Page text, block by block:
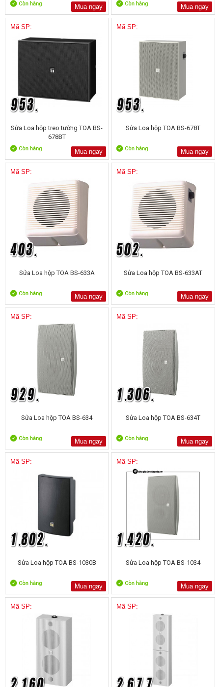
Mua ngay
Mua ngay
Mã SP:
Sửa Loa hộp treo tường TOA BS-
678BT
Mua ngay
Mã SP:
Sửa Loa hộp TOA BS-678T
Mua ngay
Mã SP:
Sửa Loa hộp TOA BS-633A
Mua ngay
Mã SP:
Sửa Loa hộp TOA BS-633AT
Mua ngay
Mã SP:
Sửa Loa hộp TOA BS-634
Mua ngay
Mã SP:
Sửa Loa hộp TOA BS-634T
Mua ngay
Mã SP:
Sửa Loa hộp TOA BS-1030B
Mua ngay
Mã SP:
Sửa Loa hộp TOA BS-1034
Mua ngay
Mã SP: Mã SP: